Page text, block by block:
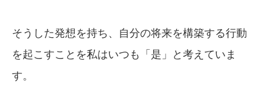
そうした発想を持ち、自分の将来を構築する行動
を起こすことを私はいつも「是」と考えていま
す。